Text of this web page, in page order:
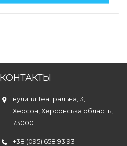
КОНТАКТЫ
вулиця Театральна, 3,
Херсон, Херсонська область,
73000
+38 (095) 658 93 93